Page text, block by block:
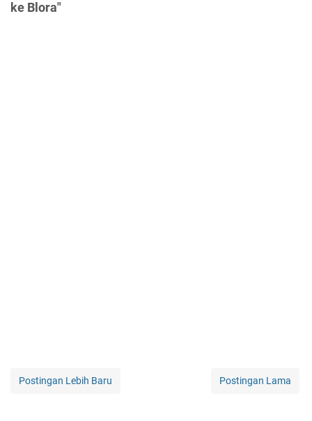
ke Blora"
Postingan Lebih Baru Postingan Lama